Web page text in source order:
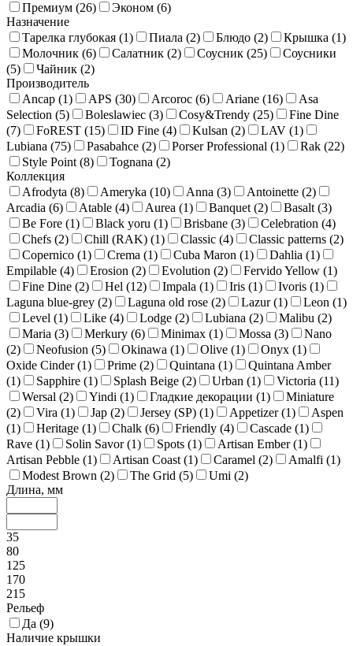
Премиум (26) Эконом (6)
Назначение
Тарелка глубокая (1) Пиала (2) Блюдо (2) Крышка (1)
Молочник (6) Салатник (2) Соусник (25)
Соусники
(5) Чайник (2)
Производитель
Ancap (1) APS (30) Arcoroc (6) Ariane (16)
Asa
Selection (5) Boleslawiec (3) Cosy&Trendy (25)
Fine Dine
(7) FoREST (15) ID Fine (4) Kulsan (2) LAV (1)
Lubiana (75) Pasabahce (2) Porser Professional (1) Rak (22)
Style Point (8) Tognana (2)
Коллекция
Afrodyta (8) Ameryka (10) Anna (3) Antoinette (2)
Arcadia (6) Atable (4) Aurea (1) Banquet (2) Basalt (3)
Be Fore (1) Black yoru (1) Brisbane (3) Celebration (4)
Chefs (2) Chill (RAK) (1) Classic (4) Classic patterns (2)
Copernico (1) Crema (1) Cuba Maron (1) Dahlia (1)
Empilable (4) Erosion (2) Evolution (2) Fervido Yellow (1)
Fine Dine (2) Hel (12) Impala (1) Iris (1) Ivoris (1)
Laguna blue-grey (2) Laguna old rose (2) Lazur (1) Leon (1)
Level (1) Like (4) Lodge (2) Lubiana (2) Malibu (2)
Maria (3) Merkury (6) Minimax (1) Mossa (3)
Nano
(2) Neofusion (5) Okinawa (1) Olive (1) Onyx (1)
Oxide Cinder (1) Prime (2) Quintana (1)
Quintana Amber
(1) Sapphire (1) Splash Beige (2) Urban (1) Victoria (11)
Wersal (2) Yindi (1) Гладкие декорации (1)
Miniature
(2) Vira (1) Jap (2) Jersey (SP) (1) Appetizer (1)
Aspen
(1) Heritage (1) Chalk (6) Friendly (4) Cascade (1)
Rave (1) Solin Savor (1) Spots (1) Artisan Ember (1)
Artisan Pebble (1) Artisan Coast (1) Caramel (2) Amalfi (1)
Modest Brown (2) The Grid (5) Umi (2)
Длина, мм
35
80
125
170
215
Рельеф
Да (9)
Наличие крышки